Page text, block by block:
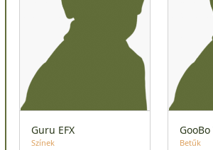
Guru EFX
Színek Betűk